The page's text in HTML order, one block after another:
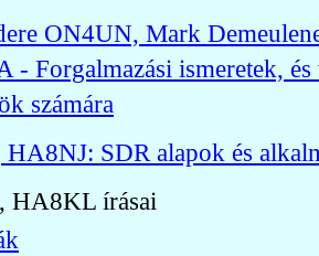
ON4UN, Mark
- Forgalmazási ismeretek,
számára
HA8NJ: SDR alapok és
HA8KL írásai